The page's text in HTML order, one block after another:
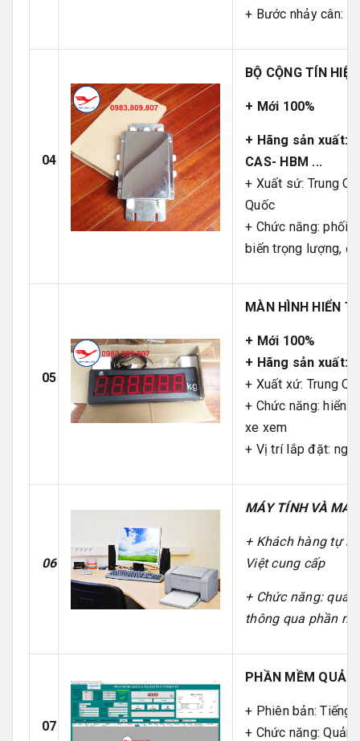
+ Bước nhảy cân:
04
BỘ CỘNG TÍN HIỆU
+ Mới 100%
+ Hãng sản xuất:
CAS- HBM ...
+ Xuất sứ: Trung
Quốc
+ Chức năng: phối
biến trọng lượng,
05
MÀN HÌNH HIỂN
+ Mới 100%
+ Hãng sản xuất:
+ Xuất xứ: Trung
+ Chức năng: hiển
xe xem
+ Vị trí lắp đặt:
06
MÁY TÍNH VÀ
+ Khách hàng tự
Việt cung cấp
+ Chức năng:
thông qua phần
07
PHẦN MỀM QUẢN
+ Phiên bản: Tiếng
+ Chức năng: